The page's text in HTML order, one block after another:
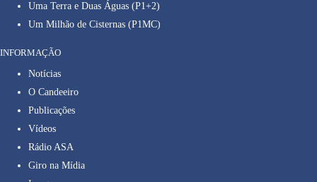
Uma Terra e Duas Águas (P1+2)
Um Milhão de Cisternas (P1MC)
INFORMAÇÃO
Notícias
O Candeeiro
Publicações
Vídeos
Rádio ASA
Giro na Mídia